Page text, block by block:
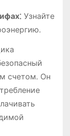
Узнайте
счетом. Он